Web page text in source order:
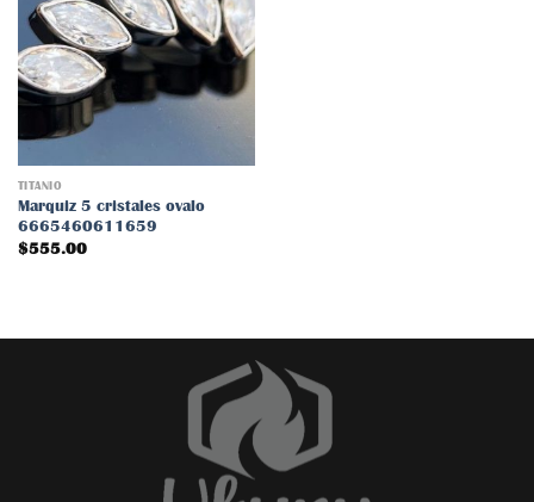
Añadir
a la
lista
deseos
TITANIO
Marquiz 5 cristales ovalo
6665460611659
$555.00